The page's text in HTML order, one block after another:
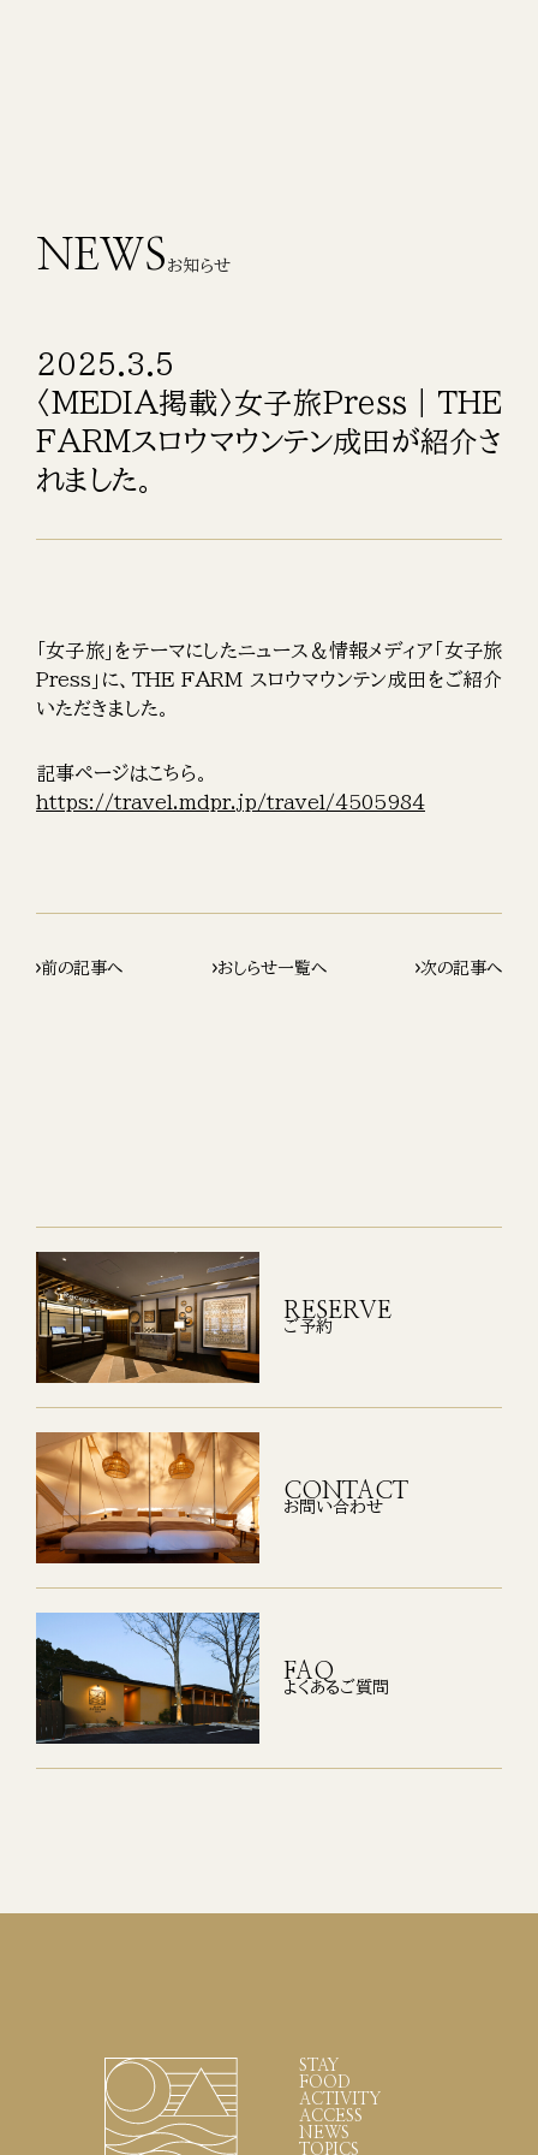
NEWS お知らせ
2025.3.5
〈MEDIA掲載〉女子旅Press｜THE
FARMスロウマウンテン成田が紹介さ
れました。
「女子旅」をテーマにしたニュース＆情報メディア「女子旅
Press」に、THE FARM スロウマウンテン成田をご紹介
いただきました。
記事ページはこちら。
https://travel.mdpr.jp/travel/4505984
前の記事へ おしらせ一覧へ 次の記事へ
RESERVE
ご予約
CONTACT
お問い合わせ
FAQ
よくあるご質問
STAY
FOOD
ACTIVITY
ACCESS
NEWS
TOPICS